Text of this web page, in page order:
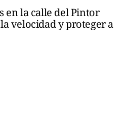
en la calle del Pintor
velocidad y proteger a